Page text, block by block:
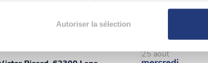
le contenu et les annonces, d'offrir des
Autoriser la sélection
25 août